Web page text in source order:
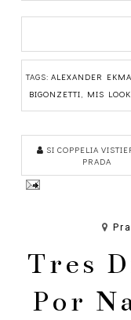
TAGS: ALEXANDER
BIGONZETTI, MIS
SI COPPELIA
PRADA
Tres
Por